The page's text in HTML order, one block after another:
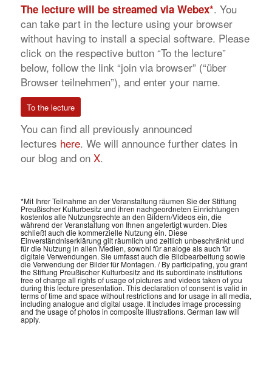
The lecture will be streamed via Webex*. You
can take part in the lecture using your browser
without having to install a special software. Please
click on the respective button “To the lecture”
below, follow the link “join via browser” (“über
Browser teilnehmen”), and enter your name.
To the lecture
You can find all previously announced
lectures here. We will announce further dates in
our blog and on X.
*Mit Ihrer Teilnahme an der Veranstaltung räumen Sie der Stiftung
Preußischer Kulturbesitz und ihren nachgeordneten Einrichtungen
kostenlos alle Nutzungsrechte an den Bildern/Videos ein, die
während der Veranstaltung von Ihnen angefertigt wurden. Dies
schließt auch die kommerzielle Nutzung ein. Diese
Einverständniserklärung gilt räumlich und zeitlich unbeschränkt und
für die Nutzung in allen Medien, sowohl für analoge als auch für
digitale Verwendungen. Sie umfasst auch die Bildbearbeitung sowie
die Verwendung der Bilder für Montagen. / By participating, you grant
the Stiftung Preußischer Kulturbesitz and its subordinate institutions
free of charge all rights of usage of pictures and videos taken of you
during this lecture presentation. This declaration of consent is valid in
terms of time and space without restrictions and for usage in all media,
including analogue and digital usage. It includes image processing
and the usage of photos in composite illustrations. German law will
apply.